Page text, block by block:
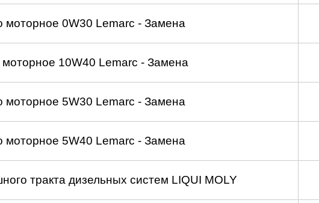
моторное 0W30 Lemarc - Замена
10W40 Lemarc - Замена
моторное 5W30 Lemarc - Замена
моторное 5W40 Lemarc - Замена
тракта дизельных систем LIQUI MOLY